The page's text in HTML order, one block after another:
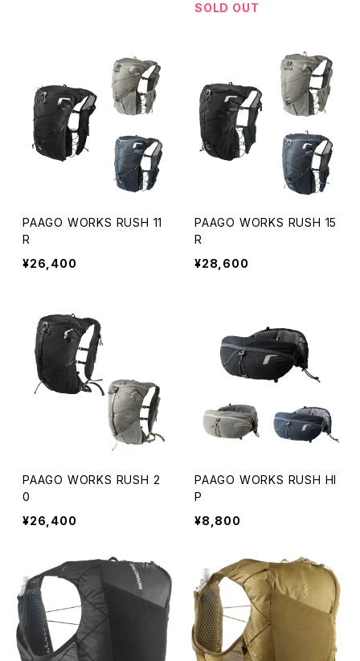
SOLD OUT
PAAGO WORKS RUSH 11
R
¥26,400
PAAGO WORKS RUSH 15
R
¥28,600
PAAGO WORKS RUSH 2
0
¥26,400
PAAGO WORKS RUSH HI
P
¥8,800